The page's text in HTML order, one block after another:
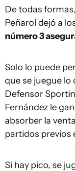
De todas
Peñarol dejó a
número 3
Solo lo puede
que se juegue
Defensor
Fernández le
absorber la
partidos previos
Si hay pico, se